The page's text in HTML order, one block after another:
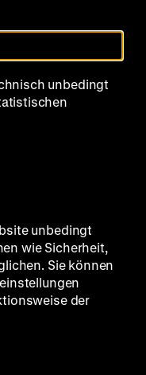
Über uns
unbedingt
unbedingt
wie Sicherheit,
Sie können
der